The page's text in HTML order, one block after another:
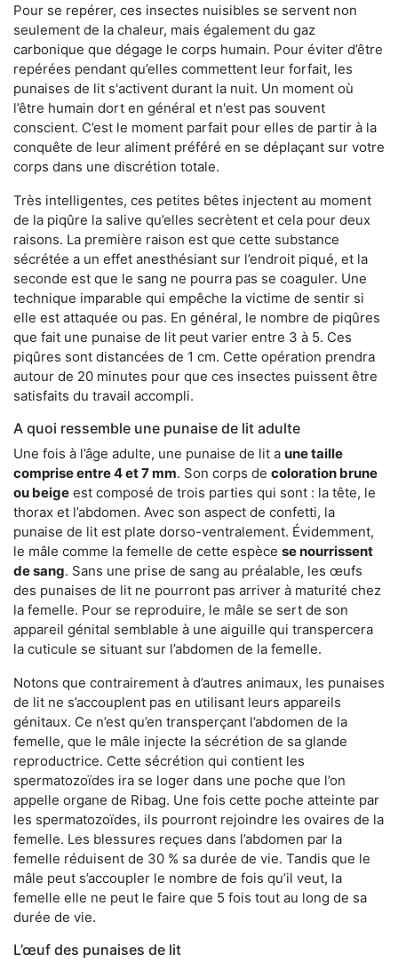
Pour se repérer, ces insectes nuisibles se servent non
seulement de la chaleur, mais également du gaz
carbonique que dégage le corps humain. Pour éviter d’être
repérées pendant qu’elles commettent leur forfait, les
punaises de lit s'activent durant la nuit. Un moment où
l’être humain dort en général et n'est pas souvent
conscient. C’est le moment parfait pour elles de partir à la
conquête de leur aliment préféré en se déplaçant sur votre
corps dans une discrétion totale.
Très intelligentes, ces petites bêtes injectent au moment
de la piqûre la salive qu’elles secrètent et cela pour deux
raisons. La première raison est que cette substance
sécrétée a un effet anesthésiant sur l’endroit piqué, et la
seconde est que le sang ne pourra pas se coaguler. Une
technique imparable qui empêche la victime de sentir si
elle est attaquée ou pas. En général, le nombre de piqûres
que fait une punaise de lit peut varier entre 3 à 5. Ces
piqûres sont distancées de 1 cm. Cette opération prendra
autour de 20 minutes pour que ces insectes puissent être
satisfaits du travail accompli.
A quoi ressemble une punaise de lit adulte
Une fois à l’âge adulte, une punaise de lit a une taille
comprise entre 4 et 7 mm. Son corps de coloration brune
ou beige est composé de trois parties qui sont : la tête, le
thorax et l’abdomen. Avec son aspect de confetti, la
punaise de lit est plate dorso-ventralement. Évidemment,
le mâle comme la femelle de cette espèce se nourrissent
de sang. Sans une prise de sang au préalable, les œufs
des punaises de lit ne pourront pas arriver à maturité chez
la femelle. Pour se reproduire, le mâle se sert de son
appareil génital semblable à une aiguille qui transpercera
la cuticule se situant sur l’abdomen de la femelle.
Notons que contrairement à d’autres animaux, les punaises
de lit ne s’accouplent pas en utilisant leurs appareils
génitaux. Ce n’est qu’en transperçant l’abdomen de la
femelle, que le mâle injecte la sécrétion de sa glande
reproductrice. Cette sécrétion qui contient les
spermatozoïdes ira se loger dans une poche que l’on
appelle organe de Ribag. Une fois cette poche atteinte par
les spermatozoïdes, ils pourront rejoindre les ovaires de la
femelle. Les blessures reçues dans l’abdomen par la
femelle réduisent de 30 % sa durée de vie. Tandis que le
mâle peut s’accoupler le nombre de fois qu’il veut, la
femelle elle ne peut le faire que 5 fois tout au long de sa
durée de vie.
L’œuf des punaises de lit